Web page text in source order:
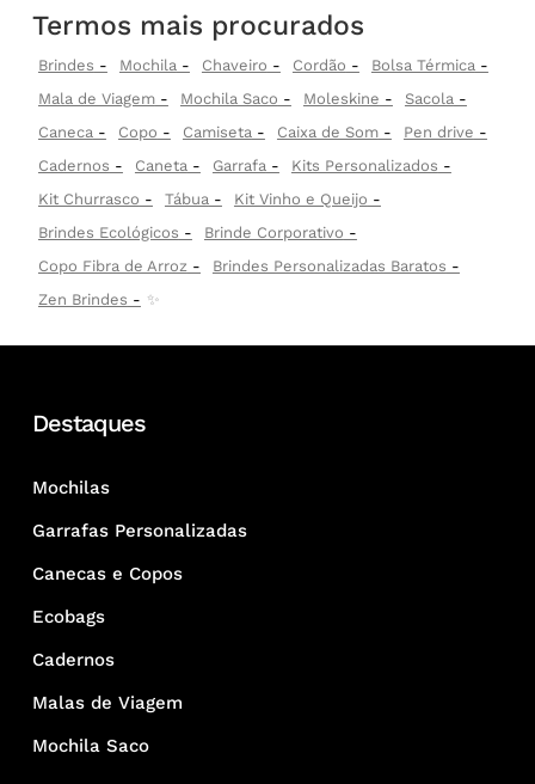
Termos mais procurados
Brindes Mochila Chaveiro Cordão
Bolsa Térmica
Mala de Viagem
Mochila Saco Moleskine
Sacola
Caneca
Copo Camiseta Caixa de Som
Pen drive
Cadernos
Caneta Garrafa
Kits Personalizados
Kit Churrasco
Tábua
Kit Vinho e Queijo
Brindes Ecológicos
Brinde Corporativo
Copo Fibra de Arroz
Brindes Personalizadas Baratos
Zen Brindes
✨
Destaques
Mochilas
Garrafas Personalizadas
Canecas e Copos
Ecobags
Cadernos
Malas de Viagem
Mochila Saco